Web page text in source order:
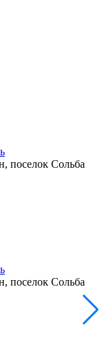
поселок Сольба
поселок Сольба